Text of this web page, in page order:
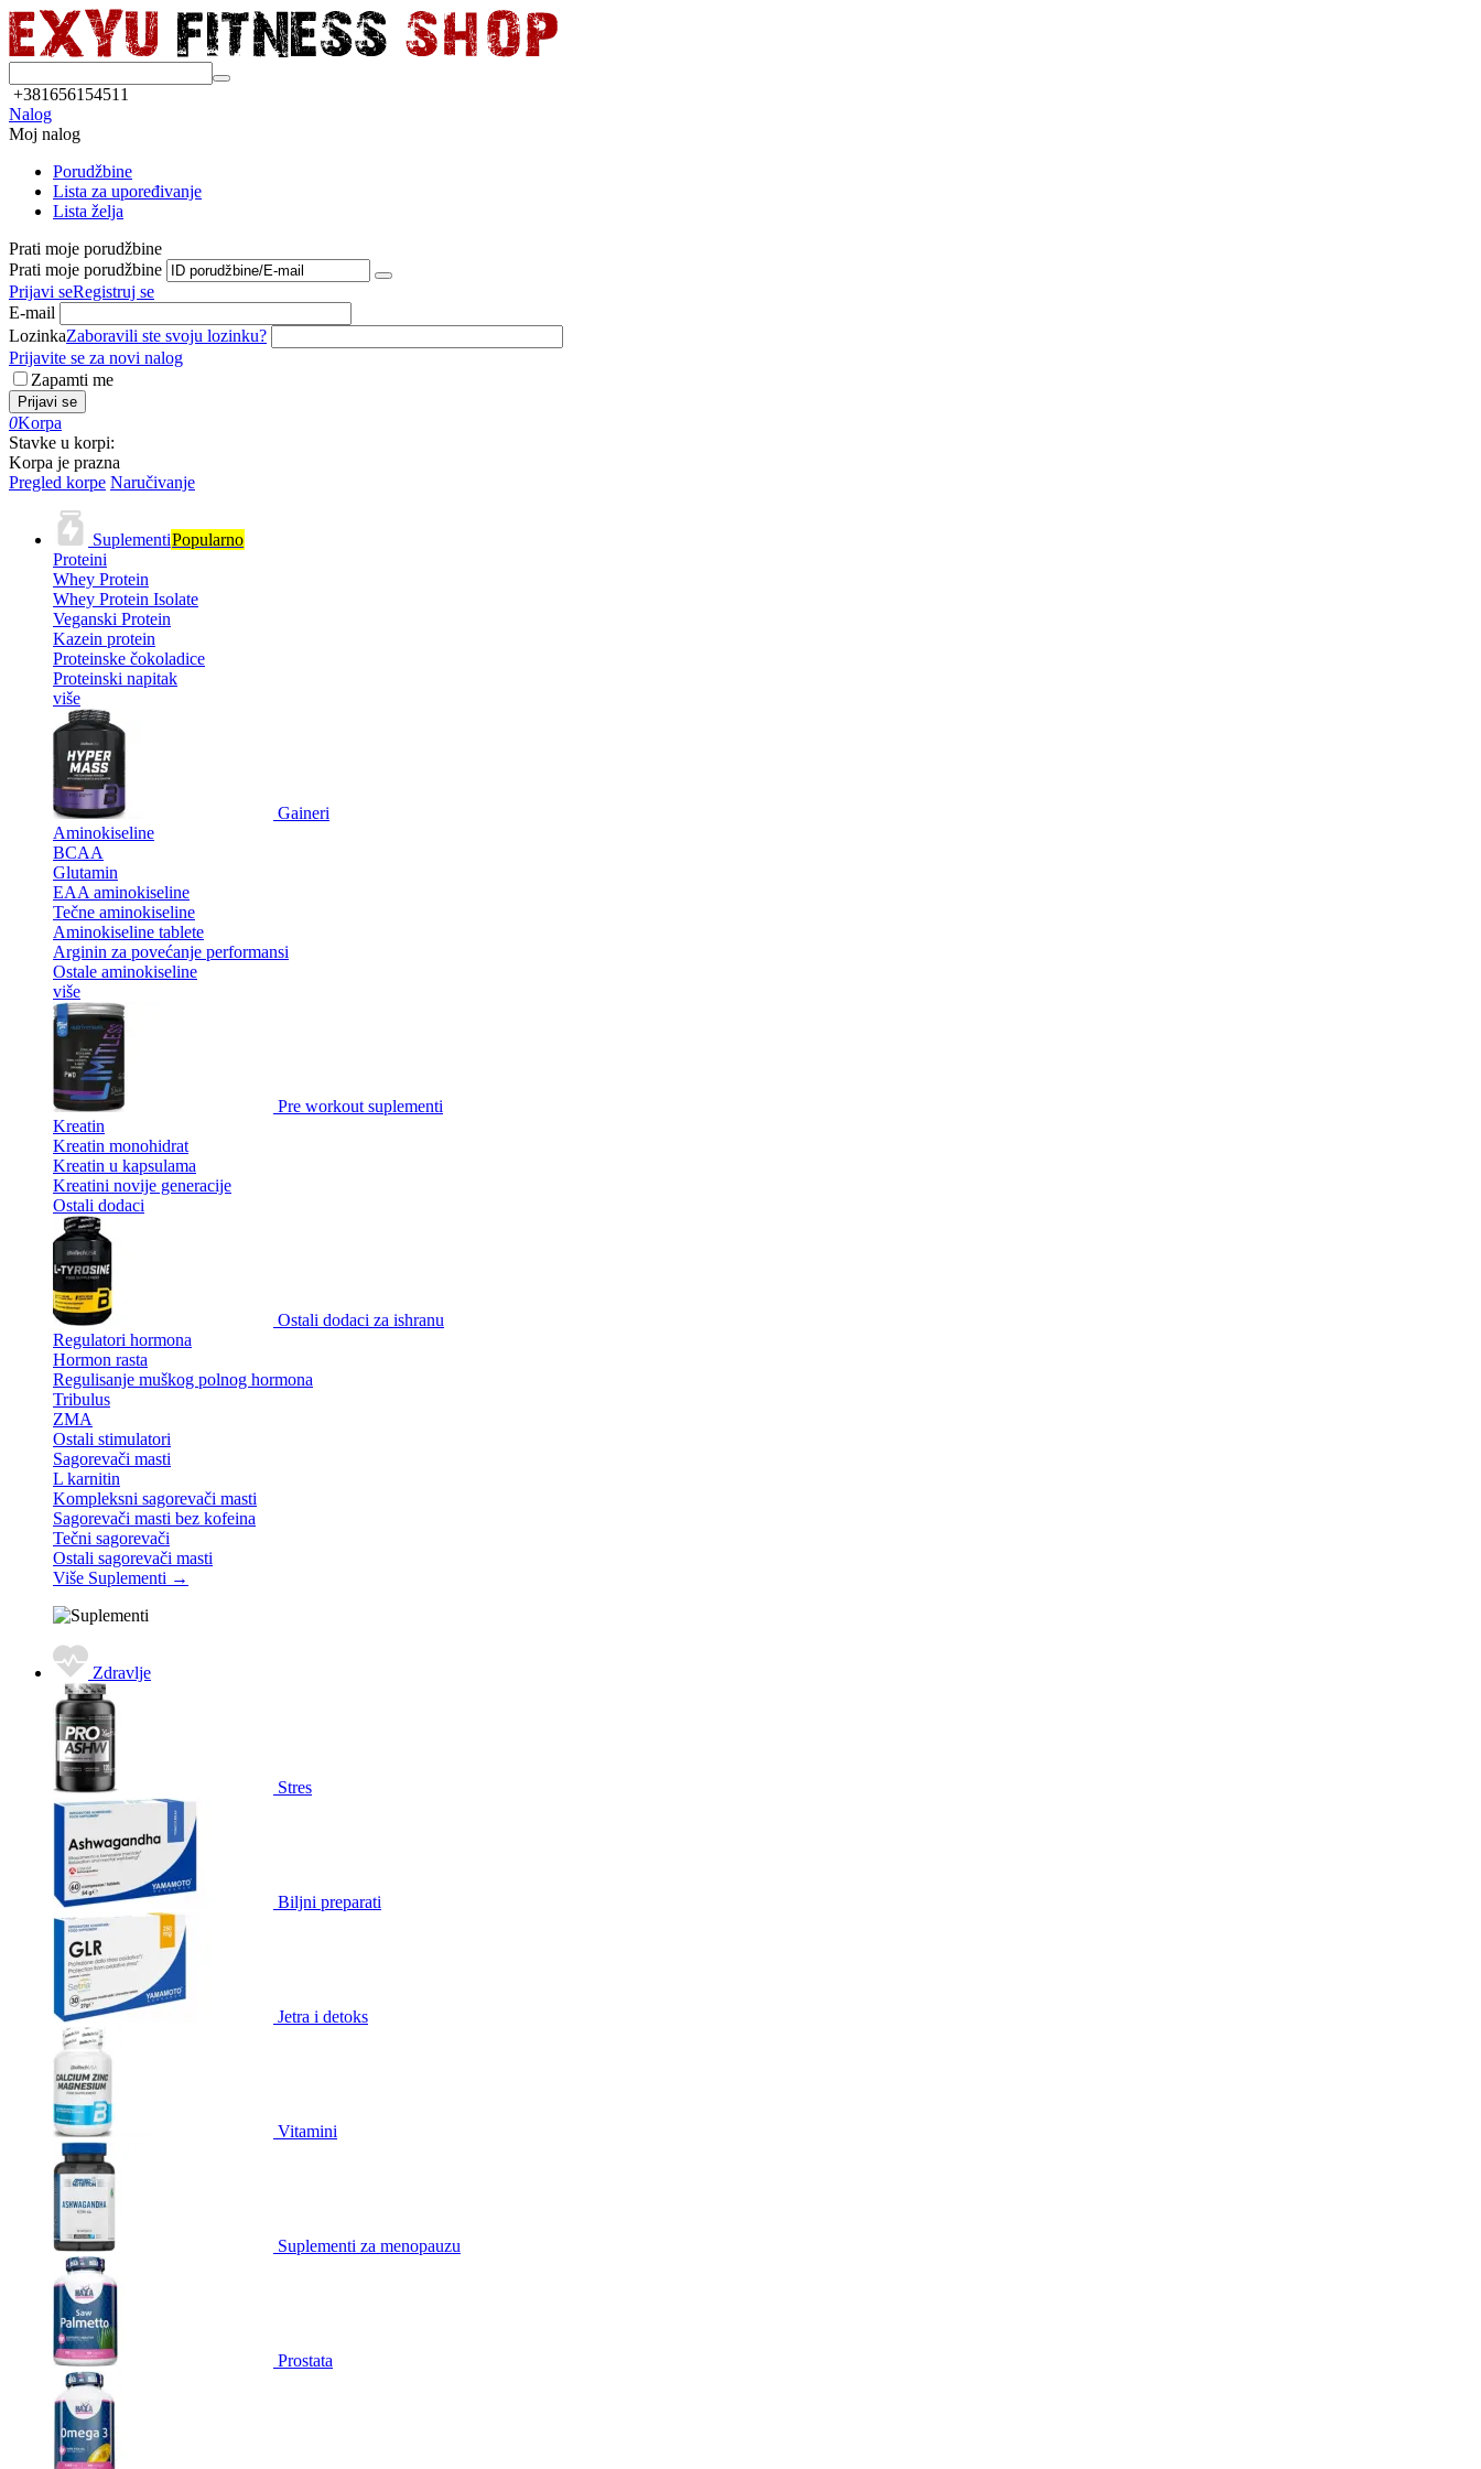
+381656154511
Nalog
Moj nalog
Porudžbine
Lista za upoređivanje
Lista želja
Prati moje porudžbine
Prati moje porudžbine
Prijavi seRegistruj se
E-mail
LozinkaZaboravili ste svoju lozinku?
Prijavite se za novi nalog
Zapamti me
Prijavi se
0Korpa
Stavke u korpi:
Korpa je prazna
Pregled korpe Naručivanje
SuplementiPopularno
Proteini
Whey Protein
Whey Protein Isolate
Veganski Protein
Kazein protein
Proteinske čokoladice
Proteinski napitak
više
Gaineri
Aminokiseline
BCAA
Glutamin
EAA aminokiseline
Tečne aminokiseline
Aminokiseline tablete
Arginin za povećanje performansi
Ostale aminokiseline
više
Pre workout suplementi
Kreatin
Kreatin monohidrat
Kreatin u kapsulama
Kreatini novije generacije
Ostali dodaci
Ostali dodaci za ishranu
Regulatori hormona
Hormon rasta
Regulisanje muškog polnog hormona
Tribulus
ZMA
Ostali stimulatori
Sagorevači masti
L karnitin
Kompleksni sagorevači masti
Sagorevači masti bez kofeina
Tečni sagorevači
Ostali sagorevači masti
Više Suplementi →
Zdravlje
Stres
Biljni preparati
Jetra i detoks
Vitamini
Suplementi za menopauzu
Prostata